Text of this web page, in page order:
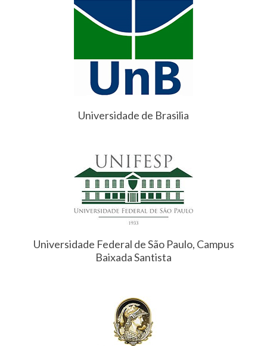
Universidade de Brasilia
Universidade Federal de São Paulo, Campus
Baixada Santista